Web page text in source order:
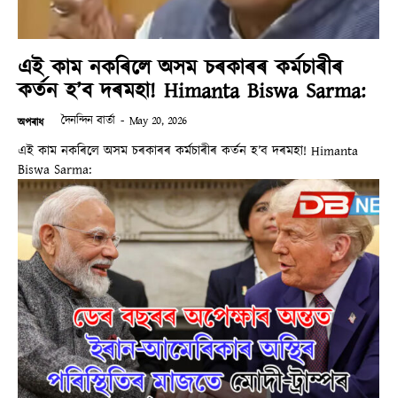
এই কাম নকৰিলে অসম চৰকাৰৰ কৰ্মচাৰীৰ
কৰ্তন হ’ব দৰমহা! Himanta Biswa Sarma:
অপৰাধ দৈনন্দিন বাৰ্তা - May 20, 2026
এই কাম নকৰিলে অসম চৰকাৰৰ কৰ্মচাৰীৰ কৰ্তন হ’ব দৰমহা! Himanta
Biswa Sarma: